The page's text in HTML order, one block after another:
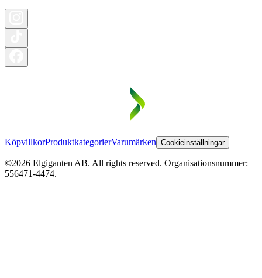
KöpvillkorProduktkategorierVarumärken Cookieinställningar
©2026 Elgiganten AB. All rights reserved. Organisationsnummer:
556471-4474.